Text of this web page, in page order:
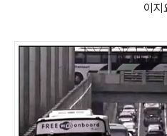
이지